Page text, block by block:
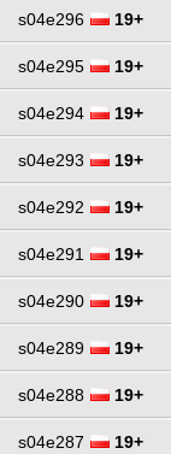
s04e296 19+
s04e295 19+
s04e294 19+
s04e293 19+
s04e292 19+
s04e291 19+
s04e290 19+
s04e289 19+
s04e288 19+
s04e287 19+